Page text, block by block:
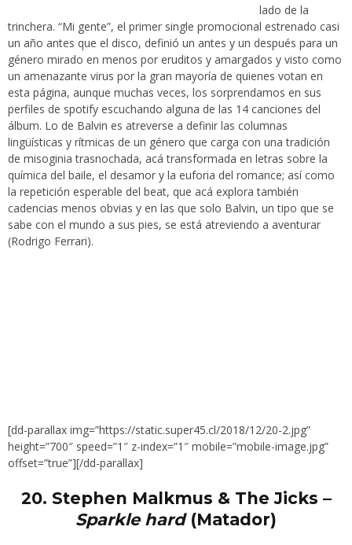
lado de la
trinchera. “Mi gente”, el primer single promocional estrenado casi
un año antes que el disco, definió un antes y un después para un
género mirado en menos por eruditos y amargados y visto como
un amenazante virus por la gran mayoría de quienes votan en
esta página, aunque muchas veces, los sorprendamos en sus
perfiles de spotify escuchando alguna de las 14 canciones del
álbum. Lo de Balvin es atreverse a definir las columnas
lingüísticas y rítmicas de un género que carga con una tradición
de misoginia trasnochada, acá transformada en letras sobre la
química del baile, el desamor y la euforia del romance; así como
la repetición esperable del beat, que acá explora también
cadencias menos obvias y en las que solo Balvin, un tipo que se
sabe con el mundo a sus pies, se está atreviendo a aventurar
(Rodrigo Ferrari).
[dd-parallax img=”https://static.super45.cl/2018/12/20-2.jpg”
height=”700″ speed=”1″ z-index=”1″ mobile=”mobile-image.jpg”
offset=”true”][/dd-parallax]
20. Stephen Malkmus & The Jicks –
Sparkle hard(Matador)